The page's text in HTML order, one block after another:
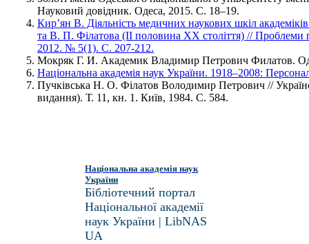
Науковий довідник. Одеса, 2015. С. 18–19.
Кир’ян В. Діяльність медичних наукових шкіл
та В. П. Філатова (ІІ половина XX століття) // Проблеми
2012. № 5(1). С. 207-212.
Мокряк Г. И. Академик Владимир Петрович Филатов.
Національна академія наук України. 1918–2008:
Пучківська Н. О. Філатов Володимир Петрович //
видання). Т. 11, кн. 1. Київ, 1984. С. 584.
Національна академія наук
України
Бібліотечний портал
Національної академії
наук України | LibNAS
UA